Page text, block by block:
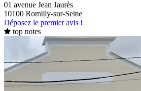
01 avenue Jean Jaurès
10100 Romilly-sur-Seine
Déposez le premier avis !
top notes